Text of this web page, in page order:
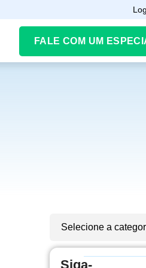
FALE COM UM
Selecione a
Siga-